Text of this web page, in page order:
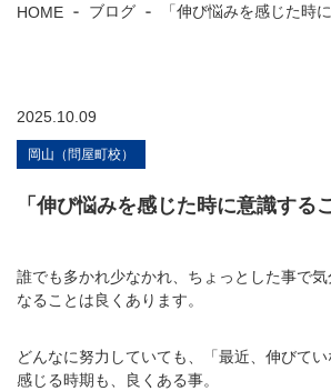
HOME ブログ 「伸び悩みを感じた時
2025.10.09
岡山（問屋町校）
「伸び悩みを感じた時に意識する
誰でも多かれ少なかれ、ちょっとした事で
なることは良くあります。
どんなに努力していても、「最近、伸びて
感じる時期も、良くある事。